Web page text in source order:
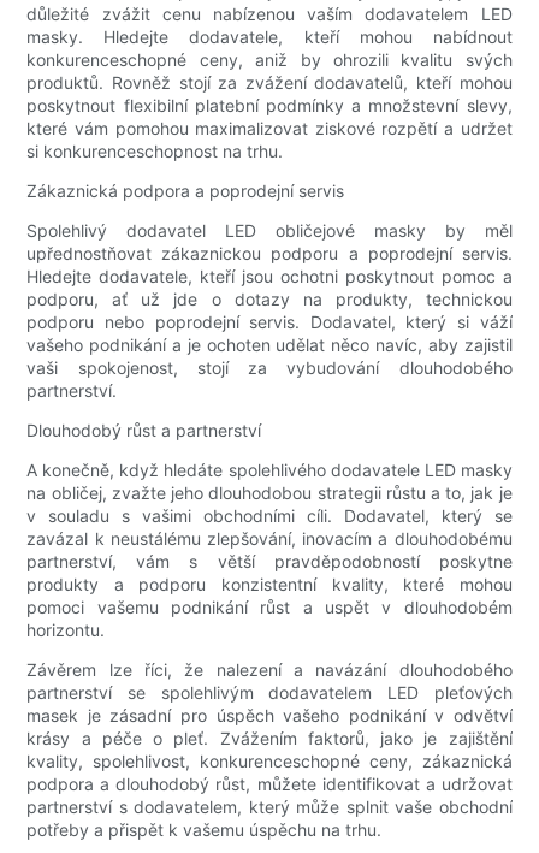
důležité zvážit cenu nabízenou vaším dodavatelem LED
masky. Hledejte dodavatele, kteří mohou nabídnout
konkurenceschopné ceny, aniž by ohrozili kvalitu svých
produktů. Rovněž stojí za zvážení dodavatelů, kteří mohou
poskytnout flexibilní platební podmínky a množstevní slevy,
které vám pomohou maximalizovat ziskové rozpětí a udržet
si konkurenceschopnost na trhu.
Zákaznická podpora a poprodejní servis
Spolehlivý dodavatel LED obličejové masky by měl
upřednostňovat zákaznickou podporu a poprodejní servis.
Hledejte dodavatele, kteří jsou ochotni poskytnout pomoc a
podporu, ať už jde o dotazy na produkty, technickou
podporu nebo poprodejní servis. Dodavatel, který si váží
vašeho podnikání a je ochoten udělat něco navíc, aby zajistil
vaši spokojenost, stojí za vybudování dlouhodobého
partnerství.
Dlouhodobý růst a partnerství
A konečně, když hledáte spolehlivého dodavatele LED masky
na obličej, zvažte jeho dlouhodobou strategii růstu a to, jak je
v souladu s vašimi obchodními cíli. Dodavatel, který se
zavázal k neustálému zlepšování, inovacím a dlouhodobému
partnerství, vám s větší pravděpodobností poskytne
produkty a podporu konzistentní kvality, které mohou
pomoci vašemu podnikání růst a uspět v dlouhodobém
horizontu.
Závěrem lze říci, že nalezení a navázání dlouhodobého
partnerství se spolehlivým dodavatelem LED pleťových
masek je zásadní pro úspěch vašeho podnikání v odvětví
krásy a péče o pleť. Zvážením faktorů, jako je zajištění
kvality, spolehlivost, konkurenceschopné ceny, zákaznická
podpora a dlouhodobý růst, můžete identifikovat a udržovat
partnerství s dodavatelem, který může splnit vaše obchodní
potřeby a přispět k vašemu úspěchu na trhu.